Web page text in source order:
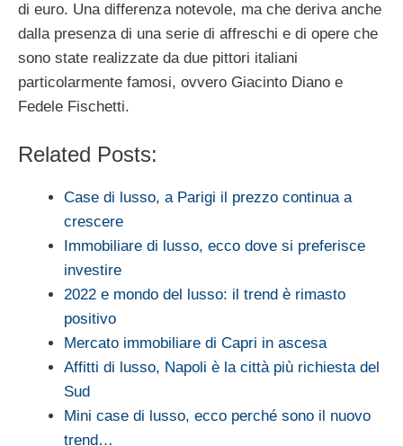
di euro. Una differenza notevole, ma che deriva anche
dalla presenza di una serie di affreschi e di opere che
sono state realizzate da due pittori italiani
particolarmente famosi, ovvero Giacinto Diano e
Fedele Fischetti.
Related Posts:
Case di lusso, a Parigi il prezzo continua a
crescere
Immobiliare di lusso, ecco dove si preferisce
investire
2022 e mondo del lusso: il trend è rimasto
positivo
Mercato immobiliare di Capri in ascesa
Affitti di lusso, Napoli è la città più richiesta del
Sud ‎
Mini case di lusso, ecco perché sono il nuovo
trend…